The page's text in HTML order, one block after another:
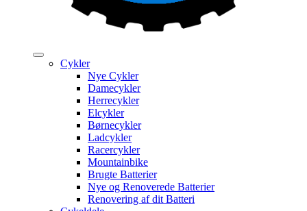
Cykler
Nye Cykler
Damecykler
Herrecykler
Elcykler
Børnecykler
Ladcykler
Racercykler
Mountainbike
Brugte Batterier
Nye og Renoverede Batterier
Renovering af dit Batteri